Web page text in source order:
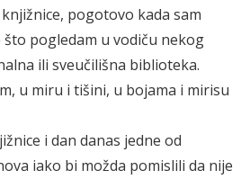
pogotovo kada sam
pogledam u vodiču nekog
ili sveučilišna biblioteka.
u miru i tišini, u bojama i mirisu
i dan danas jedne od
iako bi možda pomislili da nije